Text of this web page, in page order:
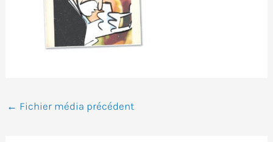
← Fichier média précédent